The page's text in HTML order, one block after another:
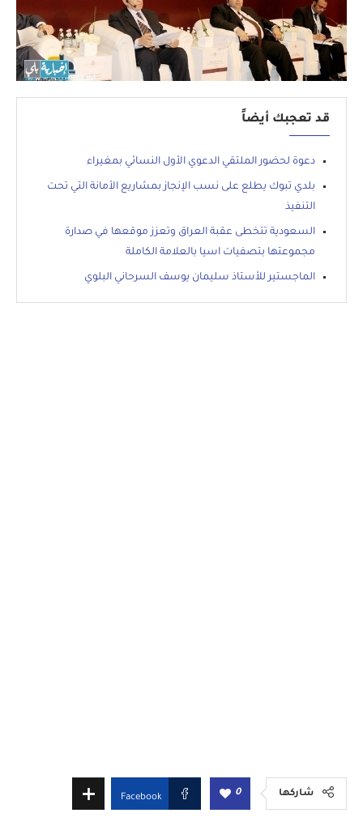
قد تعجبك أيضاً
دعوة لحضور الملتقي الدعوي الأول النسائي بمغيراء
بلدي تبوك يطلع على نسب الإنجاز بمشاريع الأمانة التي تحت
التنفيذ
السعودية تتخطى عقبة العراق وتعزز موقعها في صدارة
مجموعتها بتصفيات اسيا بالعلامة الكاملة
الماجستير للأستاذ سليمان يوسف السرحاني البلوي
شاركها 0
Facebook